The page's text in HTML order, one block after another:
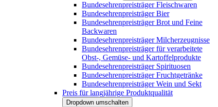
Bundesehrenpreisträger Fleischwaren
Bundesehrenpreisträger Bier
Bundesehrenpreisträger Brot und Feine
Backwaren
Bundesehrenpreisträger Milcherzeugnisse
Bundesehrenpreisträger für verarbeitete
Obst-, Gemüse- und Kartoffelprodukte
Bundesehrenpreisträger Spirituosen
Bundesehrenpreisträger Fruchtgetränke
Bundesehrenpreisträger Wein und Sekt
Preis für langjährige Produktqualität
Dropdown umschalten